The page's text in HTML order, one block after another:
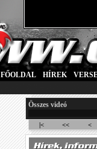
FŐOLDAL HÍREK
Összes videó
|< << <